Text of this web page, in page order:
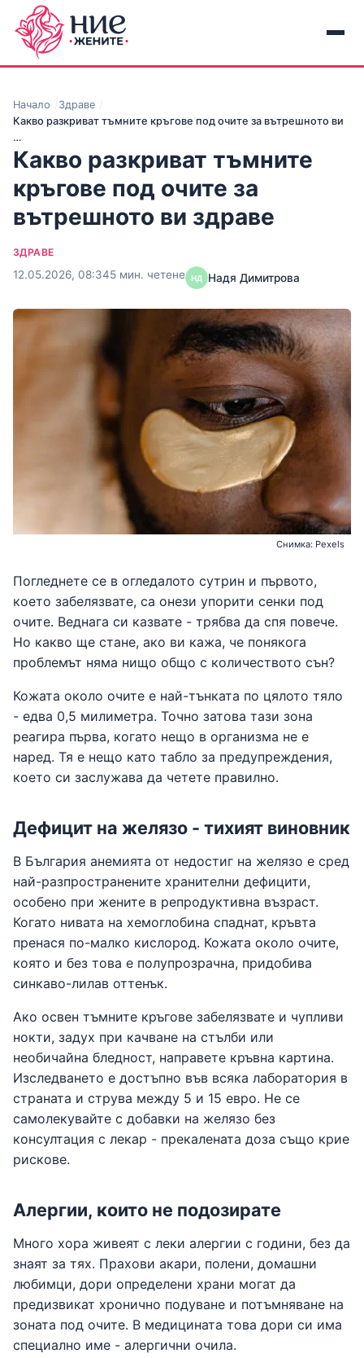
Начало
Здраве
Какво разкриват тъмните кръгове под очите за вътрешното ви
…
Какво разкриват тъмните
кръгове под очите за
вътрешното ви здраве
ЗДРАВЕ
12.05.2026, 08:345 мин. четене Надя Димитрова
Снимка: Pexels
Погледнете се в огледалото сутрин и първото,
което забелязвате, са онези упорити сенки под
очите. Веднага си казвате - трябва да спя повече.
Но какво ще стане, ако ви кажа, че понякога
проблемът няма нищо общо с количеството сън?
Кожата около очите е най-тънката по цялото тяло
- едва 0,5 милиметра. Точно затова тази зона
реагира първа, когато нещо в организма не е
наред. Тя е нещо като табло за предупреждения,
което си заслужава да четете правилно.
Дефицит на желязо - тихият виновник
В България анемията от недостиг на желязо е сред
най-разпространените хранителни дефицити,
особено при жените в репродуктивна възраст.
Когато нивата на хемоглобина спаднат, кръвта
пренася по-малко кислород. Кожата около очите,
която и без това е полупрозрачна, придобива
синкаво-лилав оттенък.
Ако освен тъмните кръгове забелязвате и чупливи
нокти, задух при качване на стълби или
необичайна бледност, направете кръвна картина.
Изследването е достъпно във всяка лаборатория в
страната и струва между 5 и 15 евро. Не се
самолекувайте с добавки на желязо без
консултация с лекар - прекалената доза също крие
рискове.
Алергии, които не подозирате
Много хора живеят с леки алергии с години, без да
знаят за тях. Прахови акари, полени, домашни
любимци, дори определени храни могат да
предизвикат хронично подуване и потъмняване на
зоната под очите. В медицината това дори си има
специално име - алергични очила.